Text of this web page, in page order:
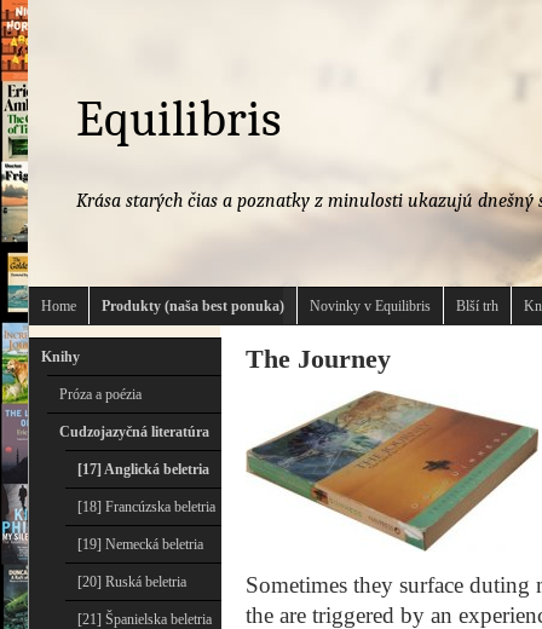
Equilibris
Krása starých čias a poznatky z minulosti ukazujú dnešný
Home Produkty (naša best ponuka) Novinky v Equilibris Blší trh
Knihy
Próza a poézia
Cudzojazyčná literatúra
[17] Anglická beletria
[18] Francúzska beletria
[19] Nemecká beletria
[20] Ruská beletria
[21] Španielska beletria
The Journey
Sometimes they surface
the are triggered by an